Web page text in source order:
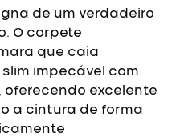
de um verdadeiro
O corpete
que caia
impecável com
excelente
a cintura de forma